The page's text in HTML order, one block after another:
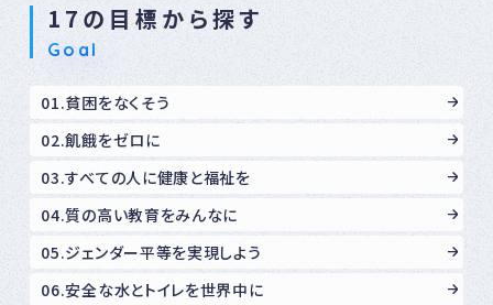
17の目標から探す
Goal
01.貧困をなくそう
02.飢餓をゼロに
03.すべての人に健康と福祉を
04.質の高い教育をみんなに
05.ジェンダー平等を実現しよう
06.安全な水とトイレを世界中に